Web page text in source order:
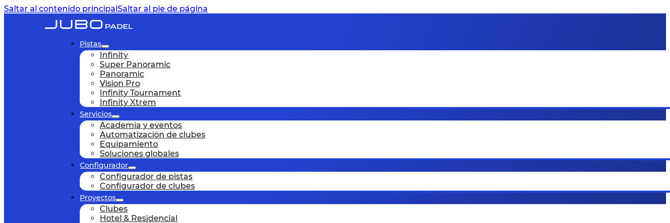
Saltar al contenido principalSaltar al pie de página
Pistas
Infinity
Super Panoramic
Panoramic
Vision Pro
Infinity Tournament
Infinity Xtrem
Servicios
Academia y eventos
Automatización de clubes
Equipamiento
Soluciones globales
Configurador
Configurador de pistas
Configurador de clubes
Proyectos
Clubes
Hotel & Residencial